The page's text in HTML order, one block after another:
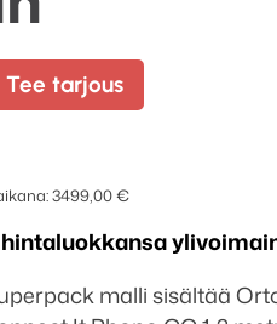
Tee tarjous
3499,00€
malli sisältää